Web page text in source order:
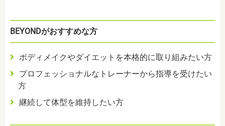
BEYONDがおすすめな方
ボディメイクやダイエットを本格的に取り組みたい方
プロフェッショナルなトレーナーから指導を受けたい
方
継続して体型を維持したい方